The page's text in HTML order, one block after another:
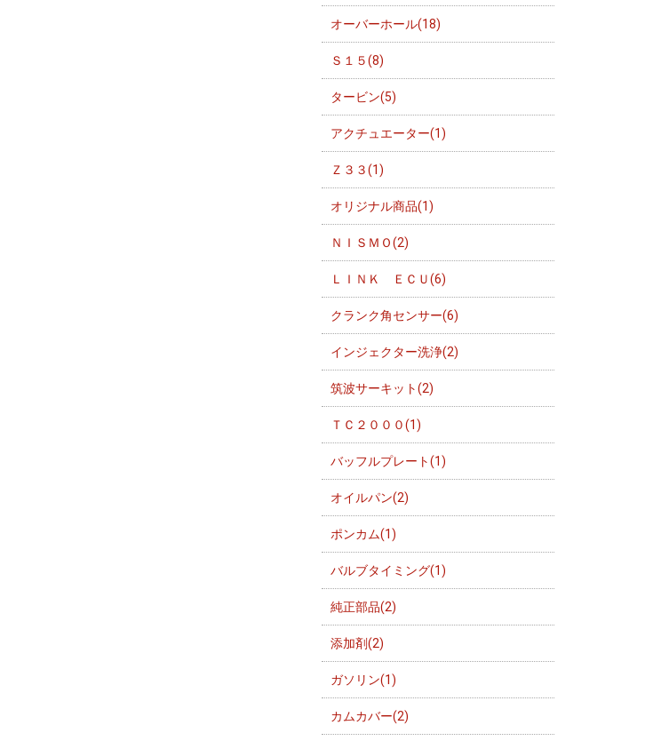
オーバーホール(18)
Ｓ１５(8)
タービン(5)
アクチュエーター(1)
Ｚ３３(1)
オリジナル商品(1)
ＮＩＳＭＯ(2)
ＬＩＮＫ ＥＣＵ(6)
クランク角センサー(6)
インジェクター洗浄(2)
筑波サーキット(2)
ＴＣ２０００(1)
バッフルプレート(1)
オイルパン(2)
ポンカム(1)
バルブタイミング(1)
純正部品(2)
添加剤(2)
ガソリン(1)
カムカバー(2)